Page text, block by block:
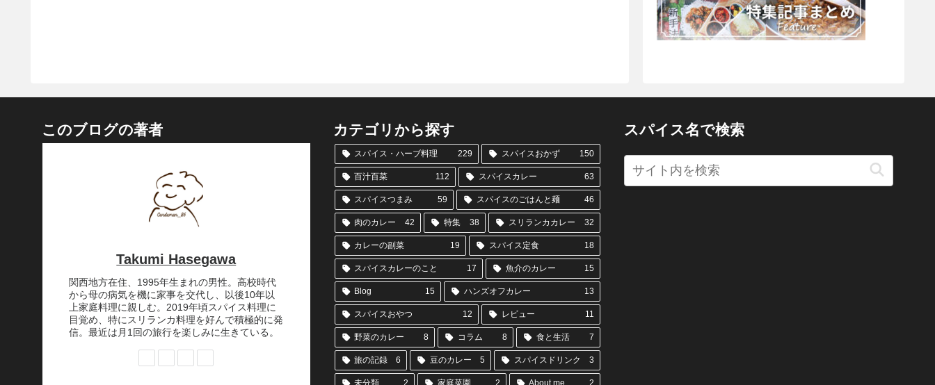
このブログの著者
Takumi Hasegawa
関西地方在住、1995年生まれの男性。高校時代
から母の病気を機に家事を交代し、以後10年以
上家庭料理に親しむ。2019年頃スパイス料理に
目覚め、特にスリランカ料理を好んで積極的に発
信。最近は月1回の旅行を楽しみに生きている。
カテゴリから探す
スパイス・ハーブ料理 229 スパイスおかず 150
百汁百菜 112 スパイスカレー 63
スパイスつまみ 59 スパイスのごはんと麺 46
肉のカレー 42 特集 38 スリランカカレー 32
カレーの副菜 19 スパイス定食 18
スパイスカレーのこと 17 魚介のカレー 15
Blog 15 ハンズオフカレー 13
スパイスおやつ 12 レビュー 11
野菜のカレー 8 コラム 8 食と生活 7
旅の記録 6 豆のカレー 5 スパイスドリンク 3
未分類 2 家庭菜園 2 About me 2
スパイス名で検索